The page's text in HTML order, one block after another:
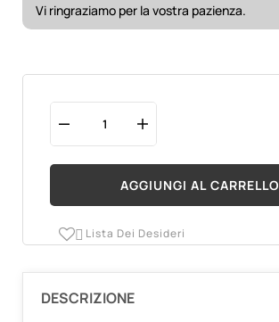
Vi ringraziamo per la vostra pazienza.
AGGIUNGI AL CARRELLO
 Lista Dei Desideri
DESCRIZIONE